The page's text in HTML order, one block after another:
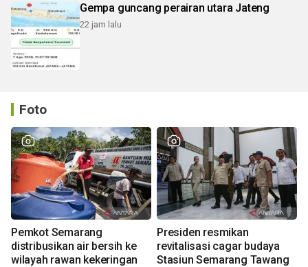
Gempa guncang perairan utara Jateng
22 jam lalu
Foto
Pemkot Semarang
distribusikan air bersih ke
wilayah rawan kekeringan
Presiden resmikan
revitalisasi cagar budaya
Stasiun Semarang Tawang